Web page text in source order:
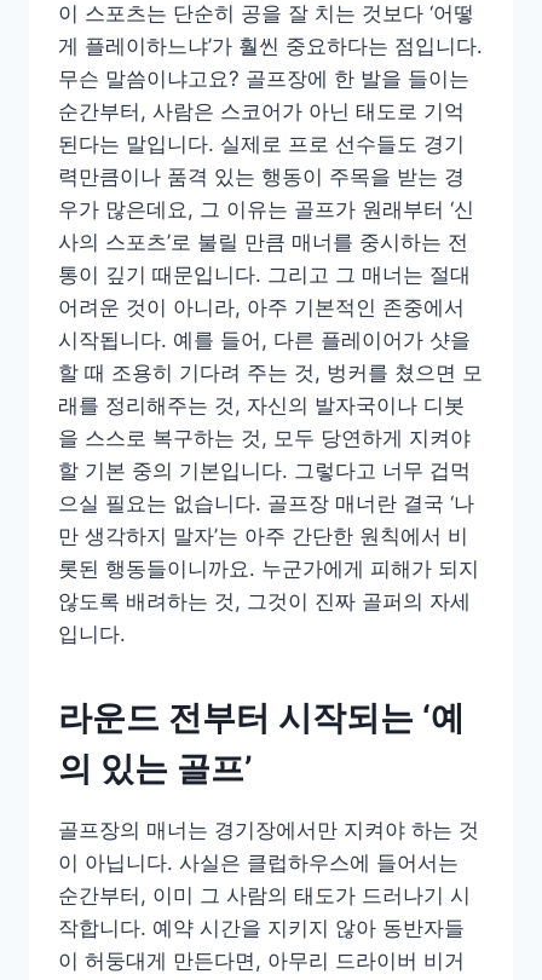
이 스포츠는 단순히 공을 잘 치는 것보다 ‘어떻
게 플레이하느냐’가 훨씬 중요하다는 점입니다.
무슨 말씀이냐고요? 골프장에 한 발을 들이는
순간부터, 사람은 스코어가 아닌 태도로 기억
된다는 말입니다. 실제로 프로 선수들도 경기
력만큼이나 품격 있는 행동이 주목을 받는 경
우가 많은데요, 그 이유는 골프가 원래부터 ‘신
사의 스포츠’로 불릴 만큼 매너를 중시하는 전
통이 깊기 때문입니다. 그리고 그 매너는 절대
어려운 것이 아니라, 아주 기본적인 존중에서
시작됩니다. 예를 들어, 다른 플레이어가 샷을
할 때 조용히 기다려 주는 것, 벙커를 쳤으면 모
래를 정리해주는 것, 자신의 발자국이나 디봇
을 스스로 복구하는 것, 모두 당연하게 지켜야
할 기본 중의 기본입니다. 그렇다고 너무 겁먹
으실 필요는 없습니다. 골프장 매너란 결국 ‘나
만 생각하지 말자’는 아주 간단한 원칙에서 비
롯된 행동들이니까요. 누군가에게 피해가 되지
않도록 배려하는 것, 그것이 진짜 골퍼의 자세
입니다.
라운드 전부터 시작되는 ‘예
의 있는 골프’
골프장의 매너는 경기장에서만 지켜야 하는 것
이 아닙니다. 사실은 클럽하우스에 들어서는
순간부터, 이미 그 사람의 태도가 드러나기 시
작합니다. 예약 시간을 지키지 않아 동반자들
이 허둥대게 만든다면, 아무리 드라이버 비거